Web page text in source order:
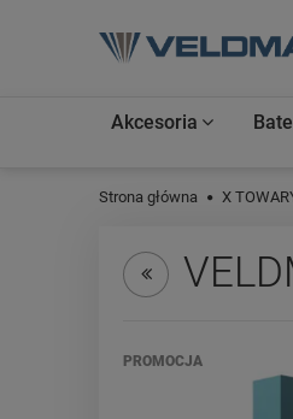
Akcesoria
Strona główna X
PROMOCJA